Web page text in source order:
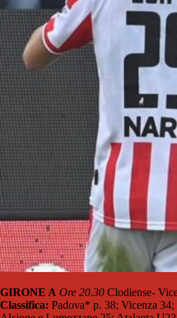
GIRONE A Ore 20.30 Clodiense-
Classifica: Padova* p. 38; Vicenza